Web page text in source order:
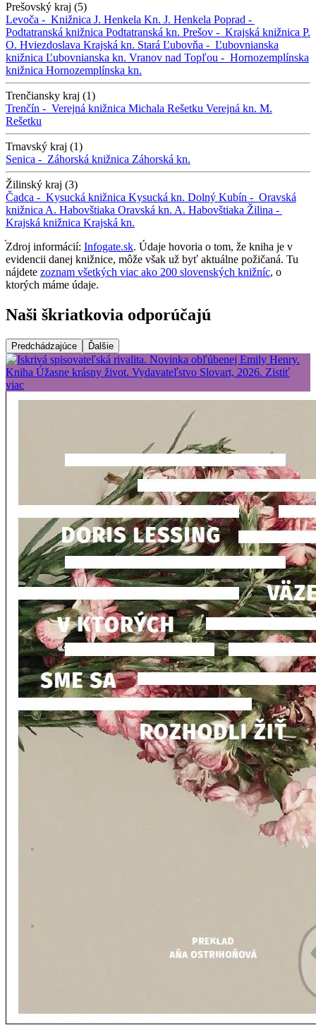
Prešovský kraj (5)
Levoča - Knižnica J. Henkela Kn. J. Henkela Poprad -
Podtatranská knižnica Podtatranská kn. Prešov - Krajská knižnica P.
O. Hviezdoslava Krajská kn. Stará Ľubovňa - Ľubovnianska
knižnica Ľubovnianska kn. Vranov nad Topľou - Hornozemplínska
knižnica Hornozemplínska kn.
Trenčiansky kraj (1)
Trenčín - Verejná knižnica Michala Rešetku Verejná kn. M.
Rešetku
Trnavský kraj (1)
Senica - Záhorská knižnica Záhorská kn.
Žilinský kraj (3)
Čadca - Kysucká knižnica Kysucká kn. Dolný Kubín - Oravská
knižnica A. Habovštiaka Oravská kn. A. Habovštiaka Žilina -
Krajská knižnica Krajská kn.
Zdroj informácií: Infogate.sk. Údaje hovoria o tom, že kniha je v
evidencii danej knižnice, môže však už byť aktuálne požičaná. Tu
nájdete zoznam všetkých viac ako 200 slovenských knižníc, o
ktorých máme údaje.
Naši škriatkovia odporúčajú
Predchádzajúce Ďalšie